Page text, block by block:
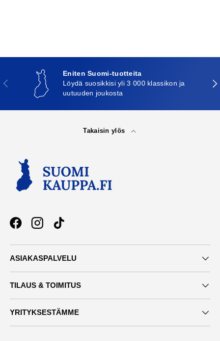
Edellinen
Eniten Suomi-tuotteita
Löydä suosikkisi yli 3 000 klassikon ja
uutuuden joukosta
Takaisin ylös
FacebookInstagramTikTok
ASIAKASPALVELU
TILAUS & TOIMITUS
YRITYKSESTÄMME